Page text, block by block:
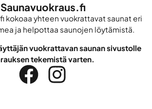
Saunavuokraus.fi
kokoaa yhteen vuokrattavat saunat eri
ja helpottaa saunojen löytämistä.
vuokrattavan saunan sivustolle
tekemistä varten.